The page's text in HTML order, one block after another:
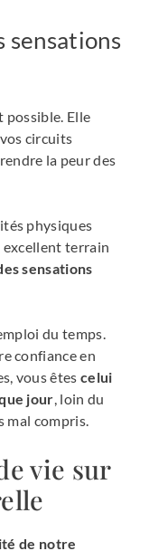
sensations
possible. Elle
circuits
la peur des
physiques
excellent terrain
sensations
du temps.
confiance en
vous êtescelui
jour, loin du
mal compris.
vie sur
de notre